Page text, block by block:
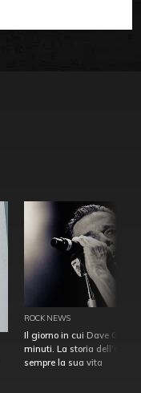
ROCK NEWS
Il giorno in cui Dave
minuti. La storia
sempre la sua vita